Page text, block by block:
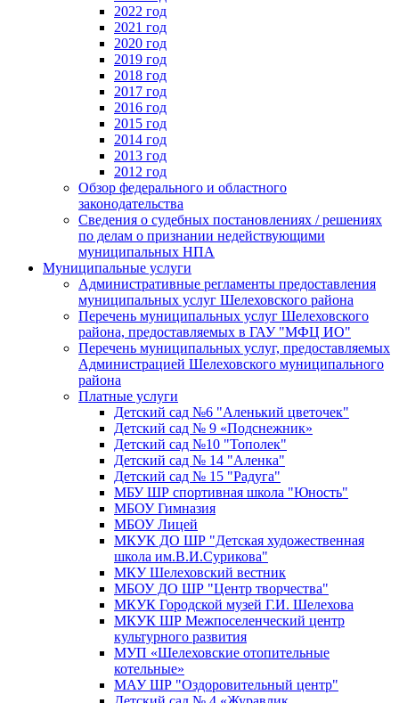
2022 год
2021 год
2020 год
2019 год
2018 год
2017 год
2016 год
2015 год
2014 год
2013 год
2012 год
Обзор федерального и областного
законодательства
Сведения о судебных постановлениях / решениях
по делам о признании недействующими
муниципальных НПА
Муниципальные услуги
Административные регламенты предоставления
муниципальных услуг Шелеховского района
Перечень муниципальных услуг Шелеховского
района, предоставляемых в ГАУ "МФЦ ИО"
Перечень муниципальных услуг, предоставляемых
Администрацией Шелеховского муниципального
района
Платные услуги
Детский сад №6 "Аленький цветочек"
Детский сад № 9 «Подснежник»
Детский сад №10 "Тополек"
Детский сад № 14 "Аленка"
Детский сад № 15 "Радуга"
МБУ ШР спортивная школа "Юность"
МБОУ Гимназия
МБОУ Лицей
МКУК ДО ШР "Детская художественная
школа им.В.И.Сурикова"
МКУ Шелеховский вестник
МБОУ ДО ШР "Центр творчества"
МКУК Городской музей Г.И. Шелехова
МКУК ШР Межпоселенческий центр
культурного развития
МУП «Шелеховские отопительные
котельные»
МАУ ШР "Оздоровительный центр"